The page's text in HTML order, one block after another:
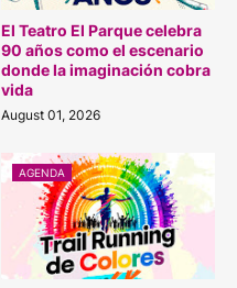
El Teatro El Parque celebra
90 años como el escenario
donde la imaginación cobra
vida
August 01, 2026
AGENDA